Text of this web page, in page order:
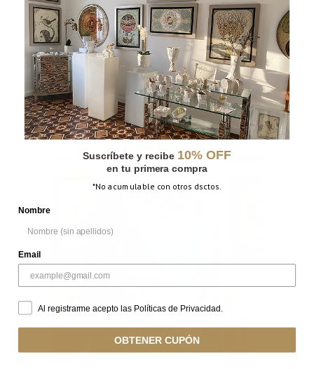
MOCHILA HERSCHEL VIAJE AL MAR
Suscríbete y recibe 10% OFF
en tu primera compra
*No acumulable con otros dsctos.
Nombre
Email
Al registrarme acepto las Políticas de Privacidad.
OBTENER CUPÓN